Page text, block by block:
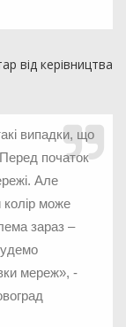
від керівництва
випадки, що
початок
Але
може
зараз –
мереж», -